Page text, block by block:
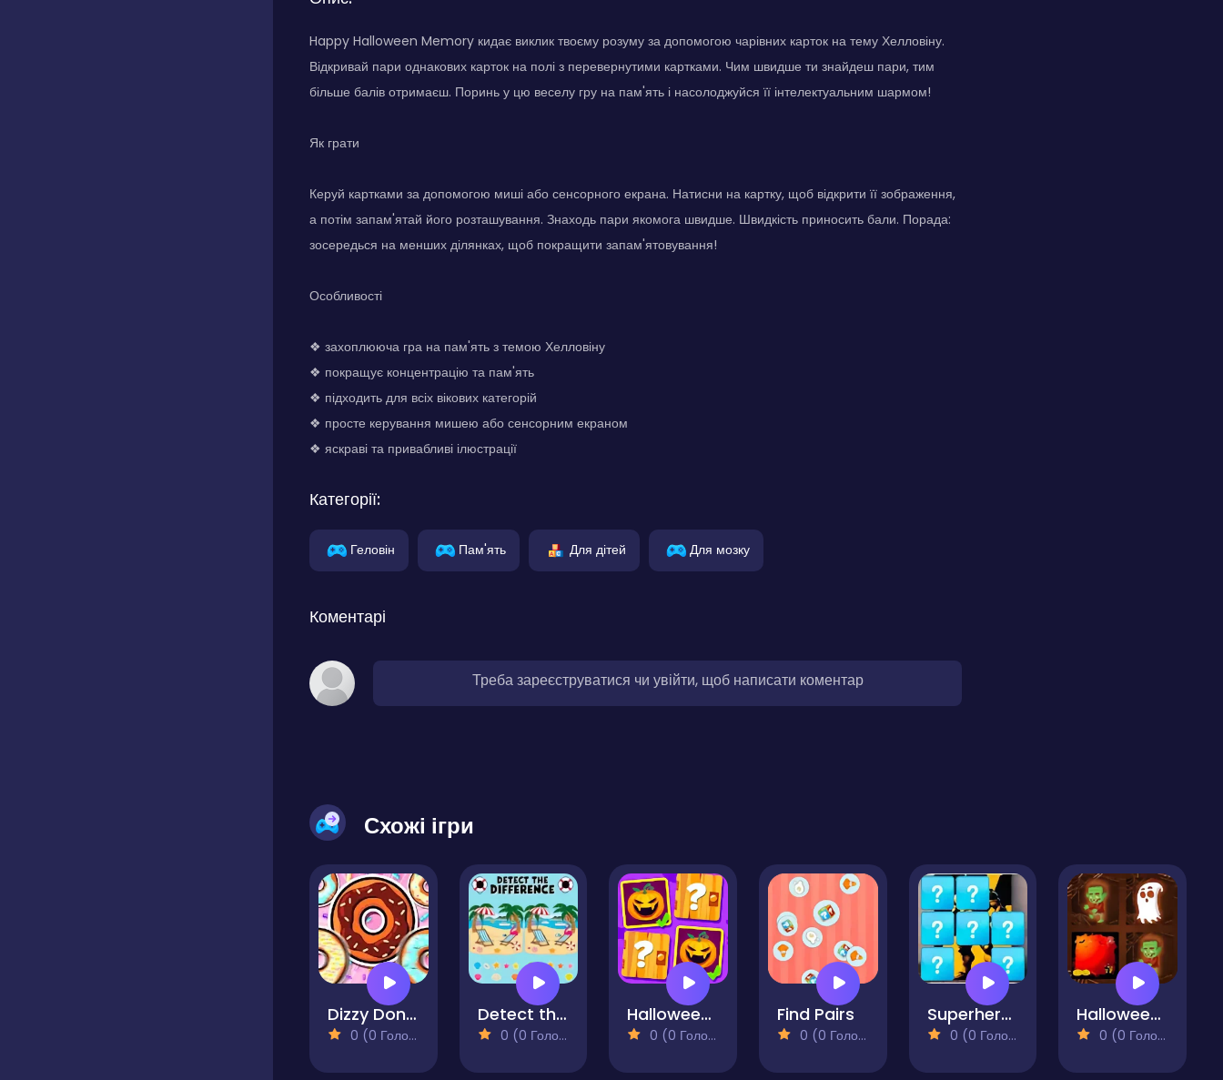
Happy Halloween Memory кидає виклик твоєму розуму за допомогою чарівних карток на тему Хелловіну.
Відкривай пари однакових карток на полі з перевернутими картками. Чим швидше ти знайдеш пари, тим
більше балів отримаєш. Поринь у цю веселу гру на пам'ять і насолоджуйся її інтелектуальним шармом!
Як грати
Керуй картками за допомогою миші або сенсорного екрана. Натисни на картку, щоб відкрити її зображення,
а потім запам'ятай його розташування. Знаходь пари якомога швидше. Швидкість приносить бали. Порада:
зосередься на менших ділянках, щоб покращити запам'ятовування!
Особливості
❖ захоплююча гра на пам'ять з темою Хелловіну
❖ покращує концентрацію та пам'ять
❖ підходить для всіх вікових категорій
❖ просте керування мишею або сенсорним екраном
❖ яскраві та привабливі ілюстрації
Категорії:
Геловін Пам'ять Для дітей Для мозку
Коментарі
Треба зареєструватися чи увійти, щоб написати коментар
Схожі ігри
Dizzy Donut
0 (0 Голосів)
Detect the Difference
0 (0 Голосів)
Halloween Monsters Match
0 (0 Голосів)
Find Pairs
0 (0 Голосів)
Superhero Memory Match
0 (0 Голосів)
Halloween Memory Game
0 (0 Голосів)